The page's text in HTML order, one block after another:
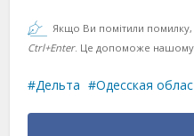
Якщо Ви помітили помилку,
Ctrl+Enter. Це допоможе нашому
Дельта Одесская